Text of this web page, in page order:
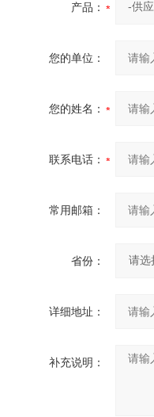
产品：
您的单位：
您的姓名：
联系电话：
常用邮箱：
省份：
详细地址：
补充说明：